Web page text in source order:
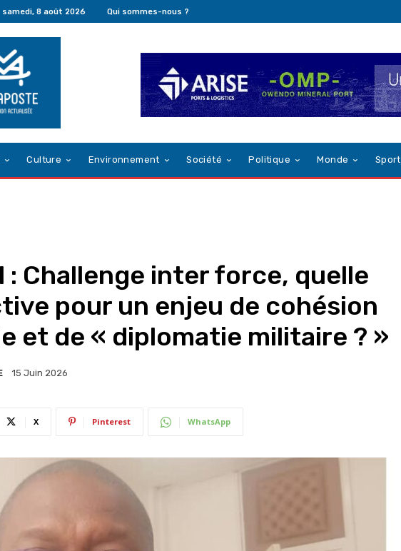
samedi, 8 août 2026 Qui sommes-nous ?
Culture Environnement Société Politique Monde Sport
: Challenge inter force, quelle
pour un enjeu de cohésion
et de « diplomatie militaire ? »
15 Juin 2026
X Pinterest WhatsApp